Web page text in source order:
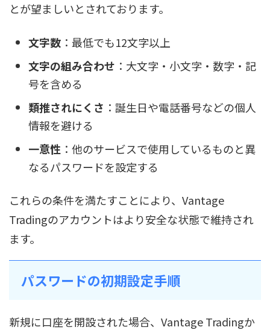
とが望ましいとされております。
文字数 ：最低でも12文字以上
文字の組み合わせ ：大文字・小文字・数字・記
号を含める
類推されにくさ ：誕生日や電話番号などの個人
情報を避ける
一意性 ：他のサービスで使用しているものと異
なるパスワードを設定する
これらの条件を満たすことにより、Vantage
Tradingのアカウントはより安全な状態で維持され
ます。
パスワードの初期設定手順
新規に口座を開設された場合、Vantage Tradingか